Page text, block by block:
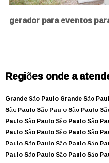
gerador para eventos
Regiões onde a
Grande São PauloGrande São
São PauloSão PauloSão Paulo
PauloSão PauloSão PauloSão
PauloSão PauloSão PauloSão
PauloSão PauloSão PauloSão
PauloSão PauloSão PauloSão